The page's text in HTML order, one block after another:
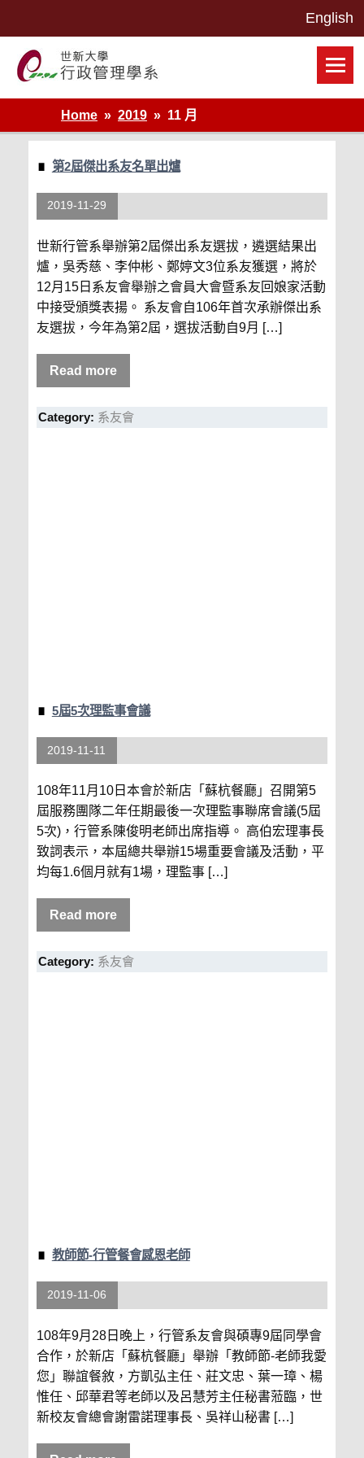
世新大學行政管理學系網站
Home
2019 11 月
第2屆傑出系友名單出爐
2019-11-29
世新行管系舉辦第2屆傑出系友選拔，遴選結果出
爐，吳秀慈、李仲彬、鄭婷文3位系友獲選，將於
12月15日系友會舉辦之會員大會暨系友回娘家活動
中接受頒獎表揚。 系友會自106年首次承辦傑出系
友選拔，今年為第2屆，選拔活動自9月 […]
Read more
Category: 系友會
5屆5次理監事會議
2019-11-11
108年11月10日本會於新店「蘇杭餐廳」召開第5
屆服務團隊二年任期最後一次理監事聯席會議(5屆
5次)，行管系陳俊明老師出席指導。 高伯宏理事長
致詞表示，本屆總共舉辦15場重要會議及活動，平
均每1.6個月就有1場，理監事 […]
Read more
Category: 系友會
教師節-行管餐會感恩老師
2019-11-06
108年9月28日晚上，行管系友會與碩專9屆同學會
合作，於新店「蘇杭餐廳」舉辦「教師節-老師我愛
您」聯誼餐敘，方凱弘主任、莊文忠、葉一璋、楊
惟任、邱華君等老師以及呂慧芳主任秘書蒞臨，世
新校友會總會謝雷諾理事長、吳祥山秘書 […]